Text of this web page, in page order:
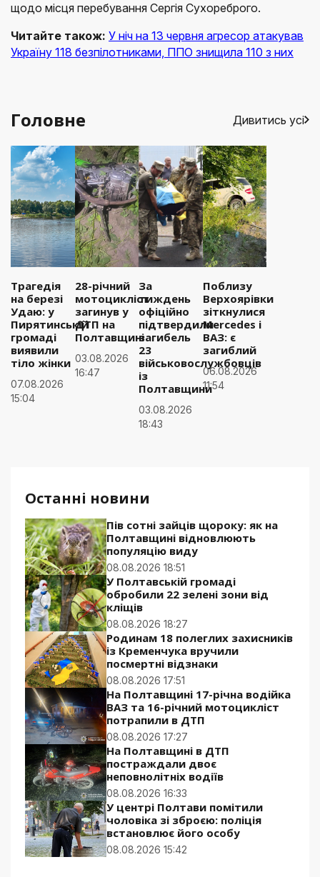
щодо місця перебування Сергія Сухореброго.
Читайте також: У ніч на 13 червня агресор атакував
Україну 118 безпілотниками, ППО знищила 110 з них
Останні новини
Пів сотні зайців щороку: як на
Полтавщині відновлюють
популяцію виду
08.08.2026 18:51
У Полтавській громаді
обробили 22 зелені зони від
кліщів
08.08.2026 18:27
Родинам 18 полеглих захисників
із Кременчука вручили
посмертні відзнаки
08.08.2026 17:51
На Полтавщині 17-річна водійка
ВАЗ та 16-річний мотоцикліст
потрапили в ДТП
08.08.2026 17:27
На Полтавщині в ДТП
постраждали двоє
неповнолітніх водіїв
08.08.2026 16:33
У центрі Полтави помітили
чоловіка зі зброєю: поліція
встановлює його особу
08.08.2026 15:42
Головне Дивитись усі
Трагедія
на березі
Удаю: у
Пирятинській
громаді
виявили
тіло жінки
07.08.2026
15:04
28-річний
мотоцикліст
загинув у
ДТП на
Полтавщині
03.08.2026
16:47
За
тиждень
офіційно
підтвердили
загибель
23
військовослужбовців
із
Полтавщини
03.08.2026
18:43
Поблизу
Верхоярівки
зіткнулися
Mercedes і
ВАЗ: є
загиблий
06.08.2026
11:54